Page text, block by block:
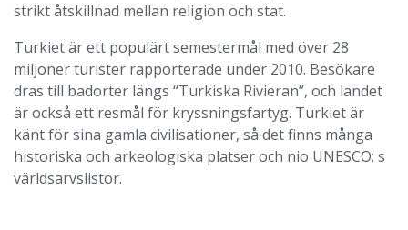
strikt åtskillnad mellan religion och stat.
Turkiet är ett populärt semestermål med över 28
miljoner turister rapporterade under 2010. Besökare
dras till badorter längs “Turkiska Rivieran”, och landet
är också ett resmål för kryssningsfartyg. Turkiet är
känt för sina gamla civilisationer, så det finns många
historiska och arkeologiska platser och nio UNESCO: s
världsarvslistor.